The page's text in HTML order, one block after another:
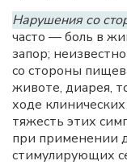
Нарушения со
часто — боль в
запор;
со стороны
животе, диарея,
ходе
тяжесть этих
при применении
стимулирующих